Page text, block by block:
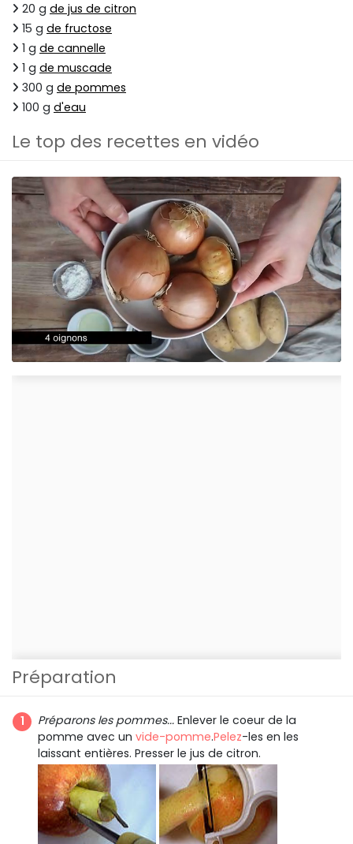
20 g de jus de citron
15 g de fructose
1 g de cannelle
1 g de muscade
300 g de pommes
100 g d'eau
Le top des recettes en vidéo
Préparation
Préparons les pommes... Enlever le coeur de la
pomme avec un vide-pomme.Pelez-les en les
laissant entières. Presser le jus de citron.